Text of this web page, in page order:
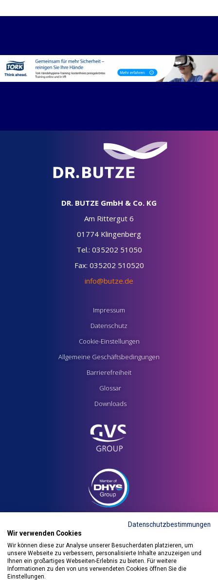
DR. BUTZE GmbH & Co. KG
Am Rittergut 6
01774 Klingenberg
Tel.: 035202 51050
Fax: 035202 510520
info@butze.de
Impressum
Datenschutz
Cookie-Einstellungen
Allgemeine Geschäftsbedingungen
Barrierefreiheit
Glossar
Downloads
Hier geht's zur Newsletter-Anmeldung
Datenschutzbestimmungen
Wir verwenden Cookies
Wir können diese zur Analyse unserer Besucherdaten platzieren, um
unsere Webseite zu verbessern, personalisierte Inhalte anzuzeigen und
Ihnen ein großartiges Webseiten-Erlebnis zu bieten. Für weitere
Informationen zu den von uns verwendeten Cookies öffnen Sie die
Einstellungen.